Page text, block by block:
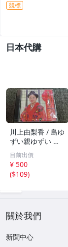
競標
日本代購
川上由梨香 / 島ゆ
ずい親ゆずい 民
謡 CD /1A204
目前出價
¥ 500
($109)
關於我們
新聞中心